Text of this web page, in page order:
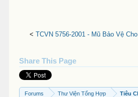
< TCVN 5756-2001 - Mũ Bảo Vệ
Share This Page
Forums Thư Viện Tổng Hợp Tiêu